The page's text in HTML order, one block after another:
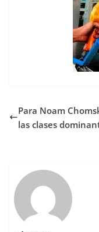
Para Noam
las clases